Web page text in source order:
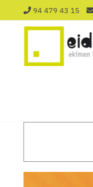
al
contenido
94 479 43 15